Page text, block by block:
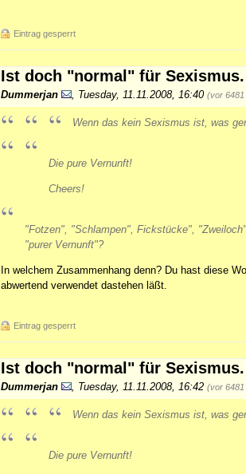
Eintrag gesperrt
Ist doch "normal" für Sexismus.
Dummerjan Tuesday, 11.11.2008, 16:40 (vor 6481
Wenn das kein Sexismus ist, was
Die pure Vernunft!
Cheers!
"Fotzen", "Schlampen", Fickstücke",
"purer Vernunft"?
In welchem Zusammenhang denn? Du hast diese
abwertend verwendet dastehen läßt.
Eintrag gesperrt
Ist doch "normal" für Sexismus.
Dummerjan , Tuesday, 11.11.2008, 16:42 (vor 6481
Wenn das kein Sexismus ist, was
Die pure Vernunft!